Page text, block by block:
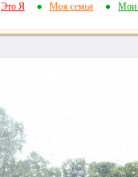
Это Я Моя семья Мои